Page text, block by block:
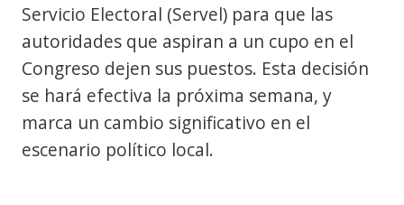
Servicio Electoral (Servel) para que las
autoridades que aspiran a un cupo en el
Congreso dejen sus puestos. Esta decisión
se hará efectiva la próxima semana, y
marca un cambio significativo en el
escenario político local.